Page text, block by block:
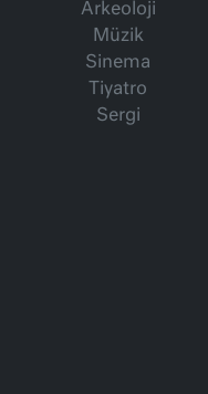
Arkeoloji
Müzik
Sinema
Tiyatro
Sergi